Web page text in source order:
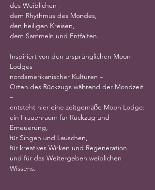
des Weiblichen –
dem Rhythmus des Mondes,
den heiligen Kreisen,
dem Sammeln und Entfalten.
Inspiriert von den ursprünglichen Moon
Lodges
nordamerikanischer Kulturen –
Orten des Rückzugs während der Mondzeit
–
entsteht hier eine zeitgemäße Moon Lodge:
ein Frauenraum für Rückzug und
Erneuerung,
für Singen und Lauschen,
für kreatives Wirken und Regeneration
und für das Weitergeben weiblichen
Wissens.